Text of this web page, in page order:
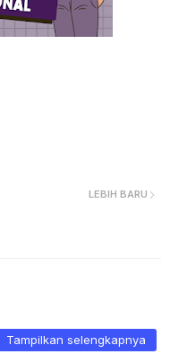
LEBIH BARU
Tampilkan selengkapnya